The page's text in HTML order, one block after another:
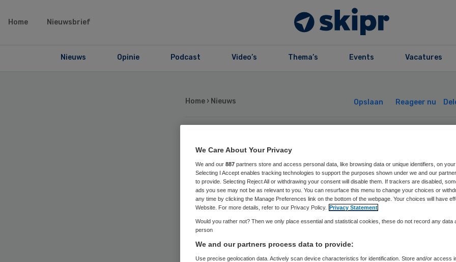
Home Nieuwsbrief
Nieuws Opinie Podcast Video’s Thema’s Events Vacatures
Home › Nieuws Opslaan Reageer nu
St.Antonius
onderzoekt
openingstijden
We Care About Your Privacy
We and our 887 partners store and access personal data, like browsing data or unique identifiers, on
Selecting I Accept enables tracking technologies to support the purposes shown under we and our
to provide. Selecting Reject All or withdrawing your consent will disable them. If trackers are disabled,
ads you see may not be as relevant to you. You can resurface this menu to change your choices or
any time by clicking the Manage Preferences link on the bottom of the webpage. Your choices will have
Website. For more details, refer to our Privacy Policy. Privacy Statement
Would you rather not? Then we only place essential and statistical cookies, these do not record any data
person
We and our partners process data to provide:
Use precise geolocation data. Actively scan device characteristics for identification. Store and/or access